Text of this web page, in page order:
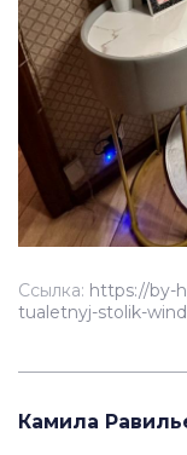
Ссылка: https://by-
tualetnyj-stolik-
Камила